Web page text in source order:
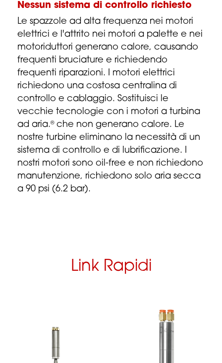
Nessun sistema di controllo richiesto
Le spazzole ad alta frequenza nei motori
elettrici e l'attrito nei motori a palette e nei
motoriduttori generano calore, causando
frequenti bruciature e richiedendo
frequenti riparazioni. I motori elettrici
richiedono una costosa centralina di
controllo e cablaggio. Sostituisci le
vecchie tecnologie con i motori a turbina
ad aria.®che non generano calore. Le
nostre turbine eliminano la necessità di un
sistema di controllo e di lubrificazione. I
nostri motori sono oil-free e non richiedono
manutenzione, richiedono solo aria secca
a 90 psi (6.2 bar).
Link Rapidi